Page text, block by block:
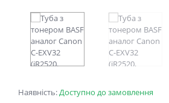
Наявність:Доступно до замовлення